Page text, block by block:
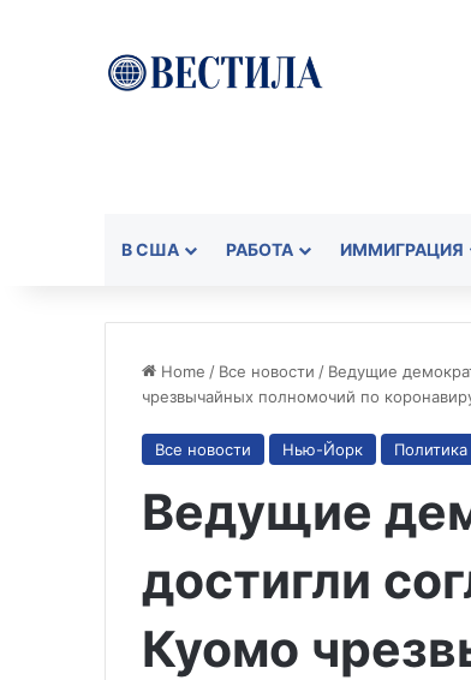
В США РАБОТА ИММИГРАЦИЯ
Home / Все новости / Ведущие
чрезвычайных полномочий по
Все новости Нью-Йорк Политика
Ведущие
достигли
Куомо